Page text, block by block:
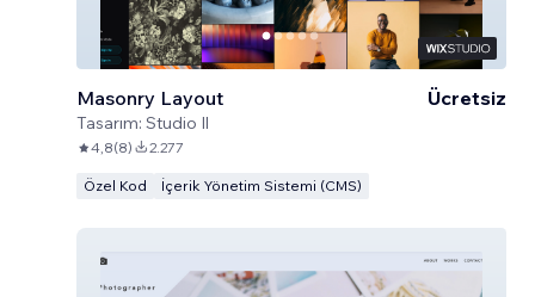
Masonry Layout
Tasarım: Studio Il
Ücretsiz
4,8(8) 2.277
Özel Kod İçerik Yönetim Sistemi (CMS)